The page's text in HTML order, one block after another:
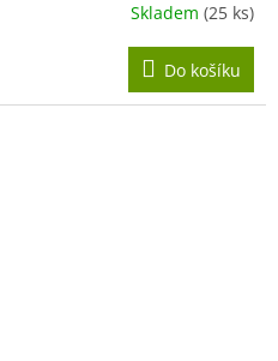
Skladem (25 ks)
Do košíku